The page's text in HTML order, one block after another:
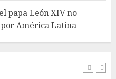
papa León XIV no
América Latina
en el semen también
6, 2026